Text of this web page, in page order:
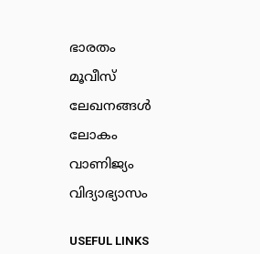
ഭാരതം
മൂവീസ്
ലേഖനങ്ങള്‍
ലോകം
വാണിജ്യം
വിദ്യാഭ്യാസം
USEFUL LINKS